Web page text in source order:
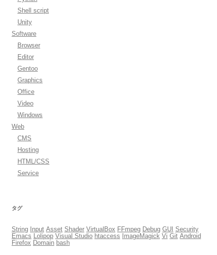
Shell script
Unity
Software
Browser
Editor
Gentoo
Graphics
Office
Video
Windows
Web
CMS
Hosting
HTML/CSS
Service
タグ
String Input Asset Shader VirtualBox FFmpeg Debug GUI Security
Emacs
Lolipop Visual Studio htaccess ImageMagick Vi Git Android
Firefox Domain bash